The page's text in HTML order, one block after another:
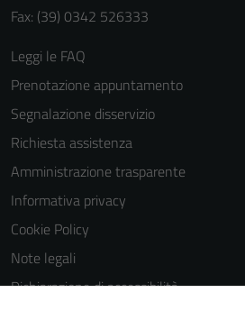
Fax: (39) 0342 526333
Leggi le FAQ
Prenotazione appuntamento
Segnalazione disservizio
Richiesta assistenza
Amministrazione trasparente
Informativa privacy
Cookie Policy
Note legali
Dichiarazione di accessibilità